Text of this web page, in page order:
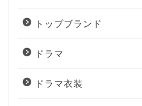
トップブランド
ドラマ
ドラマ衣装